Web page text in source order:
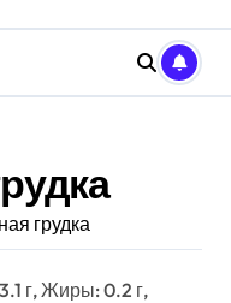
грудка
г, Жиры: 0.2 г,